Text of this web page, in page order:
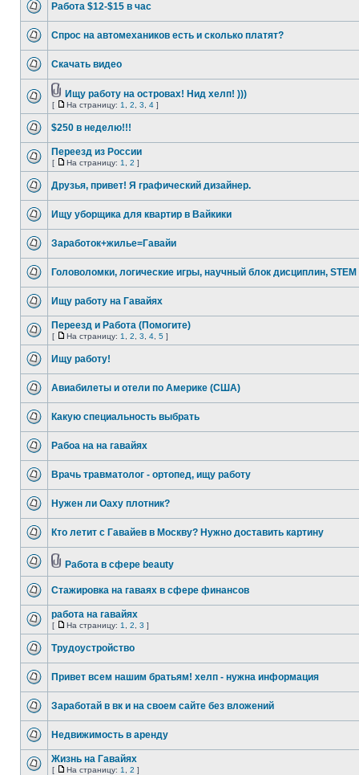
Работа $12-$15 в час
Спрос на автомехаников есть и сколько платят?
Скачать видео
Ищу работу на островах! Нид хелп! )))
[ На страницу: 1 2 3 4 ]
$250 в неделю!!!
Переезд из России
[ На страницу: 1 2 ]
Друзья, привет! Я графический дизайнер.
Ищу уборщика для квартир в Вайкики
Заработок+жилье=Гавайи
Головоломки, логические игры, научный блок дисциплин, STEM
Ищу работу на Гавайях
Переезд и Работа (Помогите)
[ На страницу: 1 2 3 4 5 ]
Ищу работу!
Авиабилеты и отели по Америке (США)
Какую специальность выбрать
Рабоа на на гавайях
Врачь травматолог - ортопед, ищу работу
Нужен ли Оаху плотник?
Кто летит с Гавайев в Москву? Нужно доставить картину
Работа в сфере beauty
Стажировка на гаваях в сфере финансов
работа на гавайях
[ На страницу: 1 2 3 ]
Трудоустройство
Привет всем нашим братьям! хелп - нужна информация
Заработай в вк и на своем сайте без вложений
Недвижимость в аренду
Жизнь на Гавайях
[ На страницу: 1 2 ]